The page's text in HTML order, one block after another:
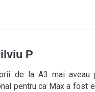
P
de la A3 mai aveau
pentru ca Max a fost